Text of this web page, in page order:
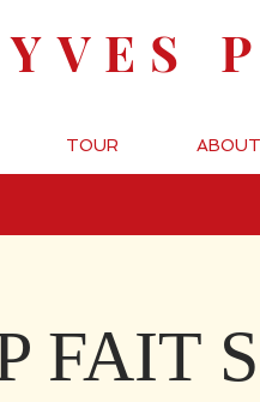
TOUR ABOUT
FAIT